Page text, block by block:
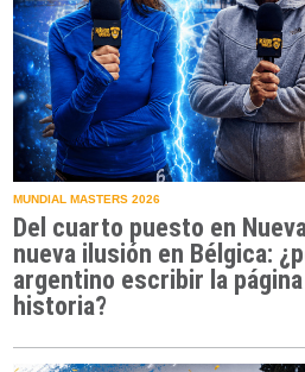
MUNDIAL MASTERS 2026
Del cuarto puesto en
nueva ilusión en Bélgica:
argentino escribir la
historia?